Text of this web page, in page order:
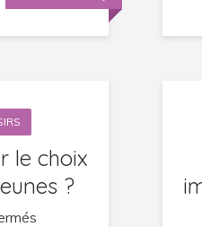
le choix
?
sur